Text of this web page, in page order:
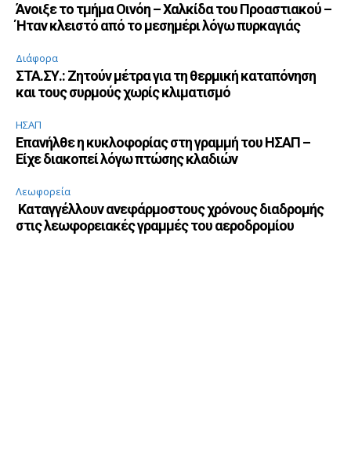
Άνοιξε το τμήμα Οινόη – Χαλκίδα του Προαστιακού –
Ήταν κλειστό από το μεσημέρι λόγω πυρκαγιάς
Διάφορα
ΣΤΑ.ΣΥ.: Ζητούν μέτρα για τη θερμική καταπόνηση
και τους συρμούς χωρίς κλιματισμό
ΗΣΑΠ
Επανήλθε η κυκλοφορίας στη γραμμή του ΗΣΑΠ –
Είχε διακοπεί λόγω πτώσης κλαδιών
Λεωφορεία
Καταγγέλλουν ανεφάρμοστους χρόνους διαδρομής
στις λεωφορειακές γραμμές του αεροδρομίου